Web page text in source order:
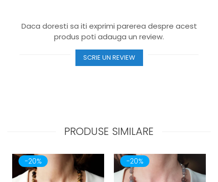
Daca doresti sa iti exprimi parerea despre acest
produs poti adauga un review.
SCRIE UN REVIEW
PRODUSE SIMILARE
-20% -20%